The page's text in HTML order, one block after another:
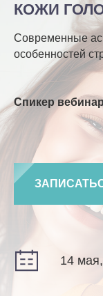
КОЖИ
Современные
особенностей
Спикер
14